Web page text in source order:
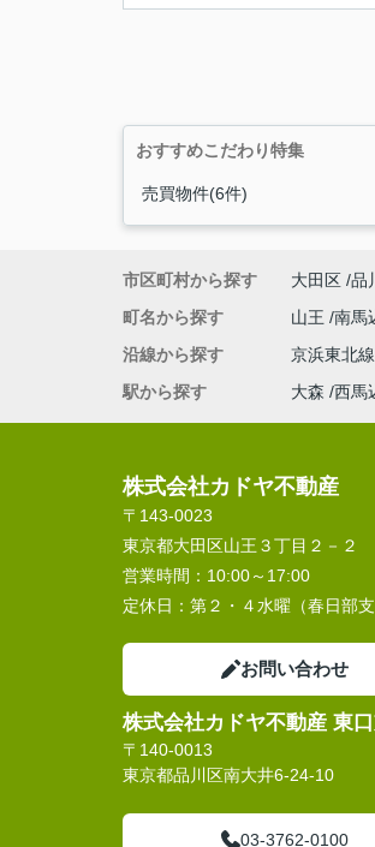
おすすめこだわり特集
売買物件(6件)
市区町村から探す 大田区 品
町名から探す
山王 南馬
沿線から探す
京浜東北線
駅から探す
大森 西馬
株式会社カドヤ不動産
〒143-0023
東京都大田区山王３丁目２－２
営業時間： 10:00～17:00
定休日： 第２・４水曜（春日部
お問い合わせ
株式会社カドヤ不動産 東
〒140-0013
東京都品川区南大井6-24-10
03-3762-0100